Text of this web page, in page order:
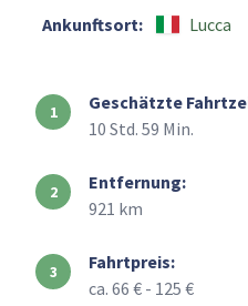
Ankunftsort:
Lucca
Geschätzte
10 Std. 59 Min.
Entfernung:
921 km
Fahrtpreis:
ca. 66 € - 125 €